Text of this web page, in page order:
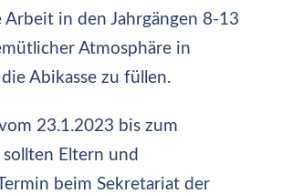
GYMNASIALE
OBERSTUFE
IM
JANUAR
in den Jahrgängen 8-13
Atmosphäre in
Abikasse zu füllen.
23.1.2023 bis zum
Eltern und
beim Sekretariat der